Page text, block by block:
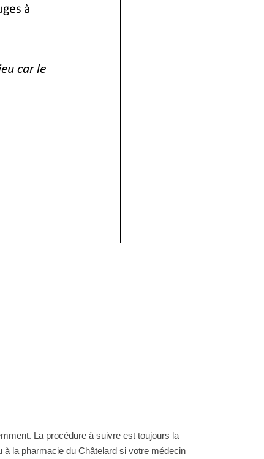
La procédure à suivre est toujours la
la pharmacie du Châtelard si votre médecin